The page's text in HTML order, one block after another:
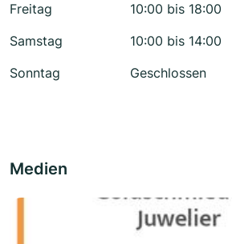
Freitag
10:00 bis 18:00
Samstag
10:00 bis 14:00
Sonntag
Geschlossen
Medien